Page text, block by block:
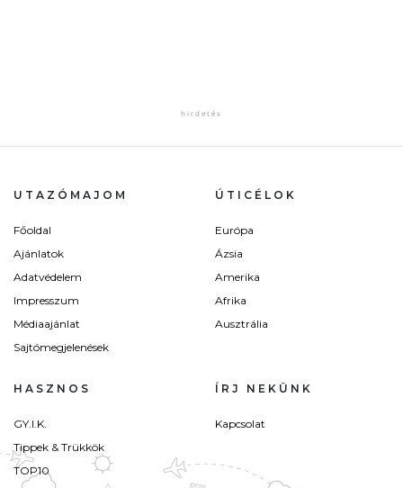
UTAZÓMAJOM
Főoldal
Ajánlatok
Adatvédelem
Impresszum
Médiaajánlat
Sajtómegjelenések
ÚTICÉLOK
Európa
Ázsia
Amerika
Afrika
Ausztrália
HASZNOS
GY.I.K.
Tippek & Trükkök
TOP10
ÍRJ NEKÜNK
Kapcsolat